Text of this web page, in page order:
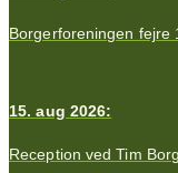
Borgerforeningen
15. aug 2026:
Reception ved Tim